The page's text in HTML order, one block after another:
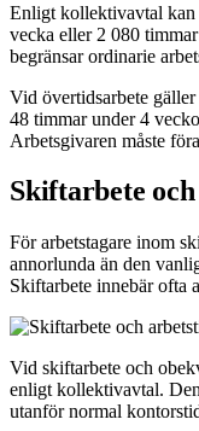
Enligt kollektivavtal kan
vecka eller 2 080
begränsar ordinarie
Vid övertidsarbete
48 timmar under 4
Arbetsgivaren måste
Skiftarbete
För arbetstagare inom
annorlunda än den
Skiftarbete innebär ofta
Vid skiftarbete och
enligt kollektivavtal.
utanför normal